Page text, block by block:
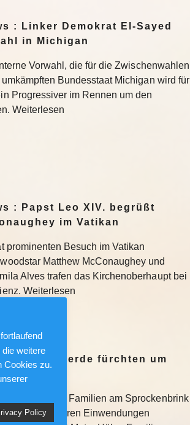
: Linker Demokrat El-Sayed
in Michigan
Vorwahl, die für die Zwischenwahlen
Bundesstaat Michigan wird für
Progressiver im Rennen um den
Weiterlesen
: Papst Leo XIV. begrüßt
im Vatikan
prominenten Besuch im Vatikan
Matthew McConaughey und
Alves trafen das Kirchenoberhaupt bei
Weiterlesen
Heerde fürchten um
Meter Höhe: Familien am Sprockenbrink
sich mit ihren Einwendungen
weitere
Cookies zu.
Policy